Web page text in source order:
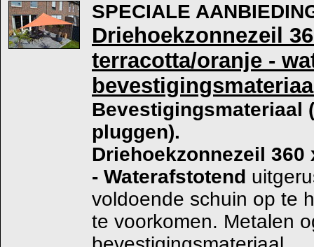
SPECIALE
Driehoekzonnezeil
terracotta/oranje -
Bevestigingsmateriaal
pluggen).
Driehoekzonnezeil
- Waterafstotend
voldoende schuin op te
te voorkomen. Metalen